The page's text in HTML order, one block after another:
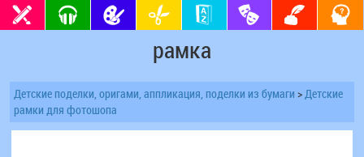
рамка
Детские поделки, оригами, аппликация, поделки из бумаги > Детские
рамки для фотошопа